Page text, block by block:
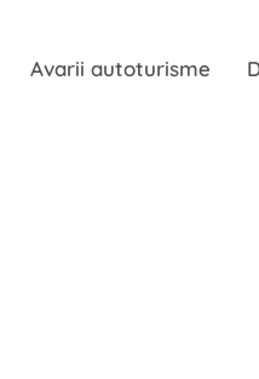
Avarii autoturisme